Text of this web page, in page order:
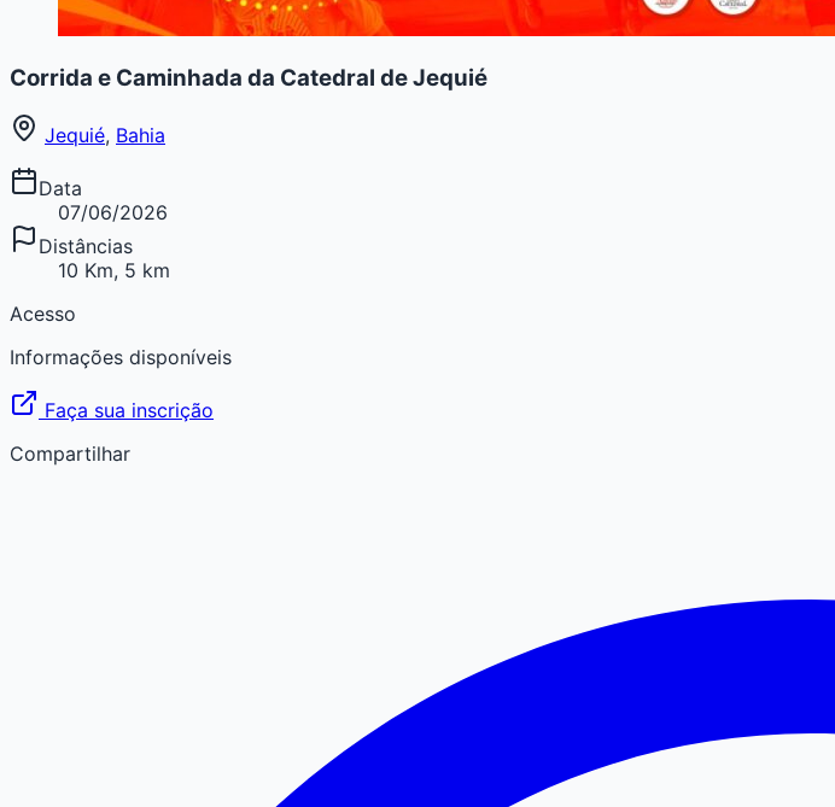
Corrida e Caminhada da Catedral de Jequié
Jequié, Bahia
Data
07/06/2026
Distâncias
10 Km, 5 km
Acesso
Informações disponíveis
Faça sua inscrição
Compartilhar